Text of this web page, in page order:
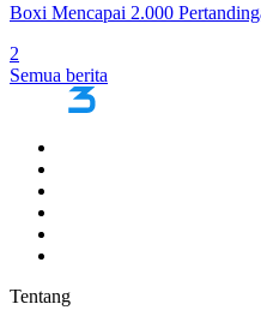
Boxi Mencapai 2.000
2
Semua berita
Tentang